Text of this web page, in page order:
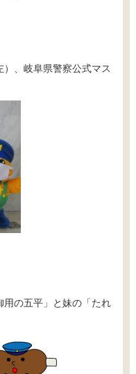
、岐阜県警察公式マス
の五平」と妹の「たれ